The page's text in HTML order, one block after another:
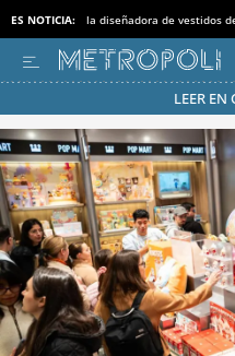
ES NOTICIA: la diseñadora de vestidos
LEER EN
Pásate al